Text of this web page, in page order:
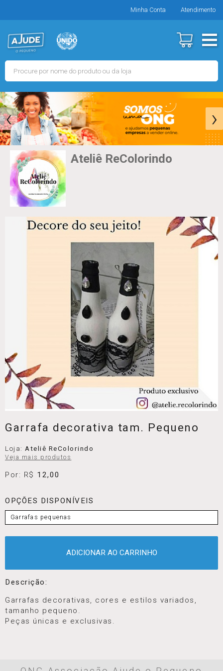
Minha Conta Atendimento
‹ ›
Ateliê ReColorindo
Garrafa decorativa tam. Pequeno
Loja:Ateliê ReColorindo
Veja mais produtos
Garrafas pequenas
ADICIONAR AO CARRINHO
Garrafas decorativas, cores e estilos variados,